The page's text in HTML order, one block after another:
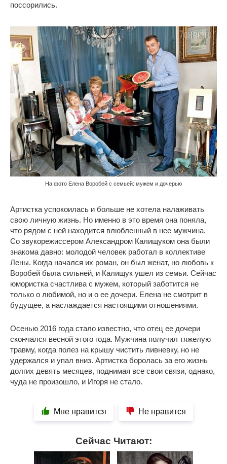
поссорились.
На фото Елена Воробей с семьей: мужем и дочерью
Артистка успокоилась и больше не хотела налаживать
свою личную жизнь. Но именно в это время она поняла,
что рядом с ней находится влюбленный в нее мужчина.
Со звукорежиссером Александром Калищуком она были
знакома давно: молодой человек работал в коллективе
Лены. Когда начался их роман, он был женат, но любовь к
Воробей была сильней, и Калищук ушел из семьи. Сейчас
юмористка счастлива с мужем, который заботится не
только о любимой, но и о ее дочери. Елена не смотрит в
будущее, а наслаждается настоящими отношениями.
Осенью 2016 года стало известно, что отец ее дочери
скончался весной этого года. Мужчина получил тяжелую
травму, когда полез на крышу чистить ливневку, но не
удержался и упал вниз. Артистка боролась за его жизнь
долгих девять месяцев, поднимая все свои связи, однако,
чуда не произошло, и Игоря не стало.
Мне нравится Не нравится
Сейчас Читают: